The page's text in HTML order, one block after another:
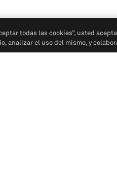
todas las cookies”, usted
analizar el uso del mismo, y